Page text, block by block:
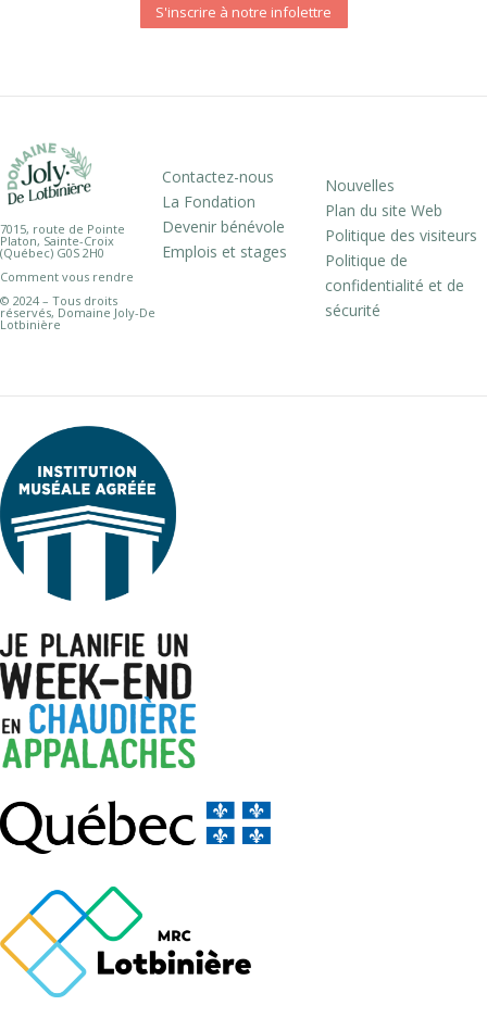
S'inscrire à notre infolettre
7015, route de Pointe
Platon, Sainte-Croix
(Québec) G0S 2H0
Comment vous rendre
© 2024 – Tous droits
réservés, Domaine Joly-De
Lotbinière
Contactez-nous
La Fondation
Devenir bénévole
Emplois et stages
Nouvelles
Plan du site Web
Politique des visiteurs
Politique de
confidentialité et de
sécurité